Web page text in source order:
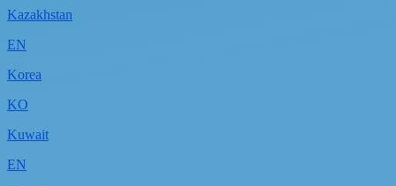
Kazakhstan
EN
Korea
KO
Kuwait
EN